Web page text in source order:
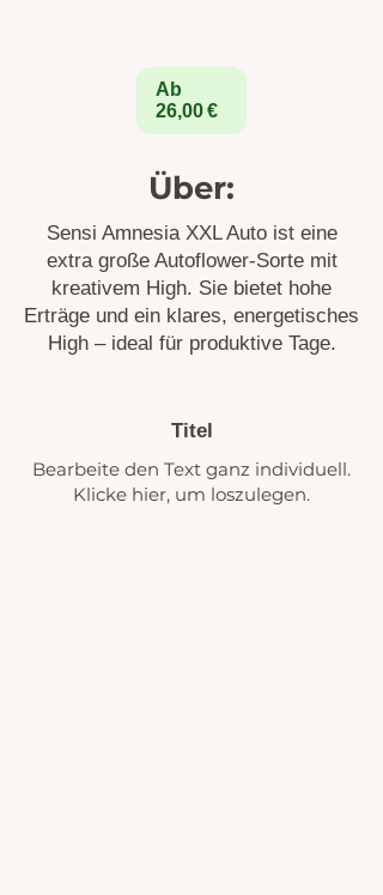
Ab
26,00 €
Über:
Sensi Amnesia XXL Auto ist eine
extra große Autoflower-Sorte mit
kreativem High. Sie bietet hohe
Erträge und ein klares, energetisches
High – ideal für produktive Tage.
Titel
Bearbeite den Text ganz individuell.
Klicke hier, um loszulegen.